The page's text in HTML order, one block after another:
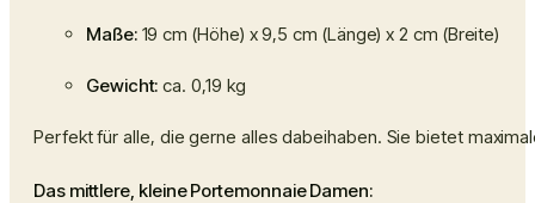
Maße:19 cm (Höhe) x 9,5 cm (Länge) x 2 cm (Breite)
Gewicht: ca. 0,19 kg
Perfekt für alle, die gerne alles dabeihaben. Sie bietet
Das mittlere, kleine Portemonnaie Damen: